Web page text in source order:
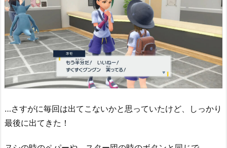
…さすがに毎回は出てこないかと思っていたけど、しっかり
最後に出てきた！